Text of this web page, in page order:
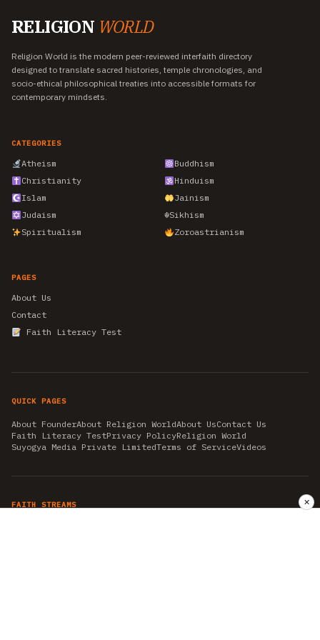
RELIGION WORLD
Religion World is the modern peer-reviewed interfaith directory
designed to translate sacred histories, temple chronologies, and
socio-ethical philosophical treaties into accessible formats for
contemporary mindsets.
CATEGORIES
Atheism
Buddhism
Christianity
Hinduism
Islam
Jainism
Judaism
☬Sikhism
Spiritualism
Zoroastrianism
PAGES
About Us
Contact
Faith Literacy Test
QUICK PAGES
About FounderAbout Religion WorldAbout UsContact Us
Faith Literacy TestPrivacy PolicyReligion World
Suyogya Media Private LimitedTerms of ServiceVideos
FAITH STREAMS ✕